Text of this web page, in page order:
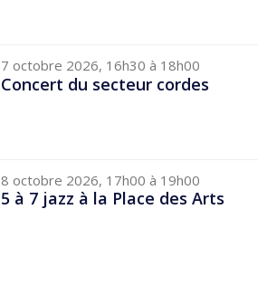
7 octobre 2026, 16h30 à 18h00
Concert du secteur cordes
8 octobre 2026, 17h00 à 19h00
5 à 7 jazz à la Place des Arts